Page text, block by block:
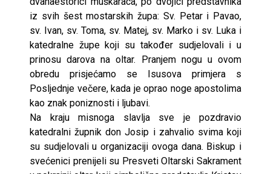
iz svih šest mostarskih župa: Sv. Petar i Pavao,
sv. Ivan, sv. Toma, sv. Matej, sv. Marko i sv. Luka i
katedralne župe koji su također sudjelovali i u
prinosu darova na oltar. Pranjem nogu u ovom
obredu prisjećamo se Isusova primjera s
Posljednje večere, kada je oprao noge apostolima
kao znak poniznosti i ljubavi.
Na kraju misnoga slavlja sve je pozdravio
katedralni župnik don Josip i zahvalio svima koji
su sudjelovali u organizaciji ovoga dana. Biskup i
svećenici prenijeli su Presveti Oltarski Sakrament